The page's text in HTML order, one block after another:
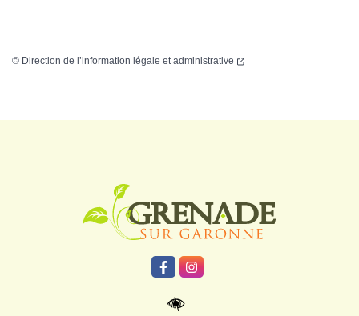
© Direction de l’information légale et administrative
Lien vers le compte Facebook
Lien vers le compte